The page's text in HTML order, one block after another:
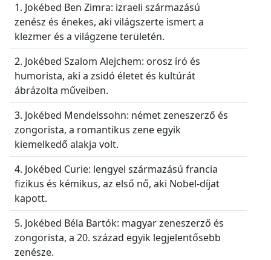
1. Jokébed Ben Zimra: izraeli származású
zenész és énekes, aki világszerte ismert a
klezmer és a világzene területén.
2. Jokébed Szalom Alejchem: orosz író és
humorista, aki a zsidó életet és kultúrát
ábrázolta műveiben.
3. Jokébed Mendelssohn: német zeneszerző és
zongorista, a romantikus zene egyik
kiemelkedő alakja volt.
4. Jokébed Curie: lengyel származású francia
fizikus és kémikus, az első nő, aki Nobel-díjat
kapott.
5. Jokébed Béla Bartók: magyar zeneszerző és
zongorista, a 20. század egyik legjelentősebb
zenésze.